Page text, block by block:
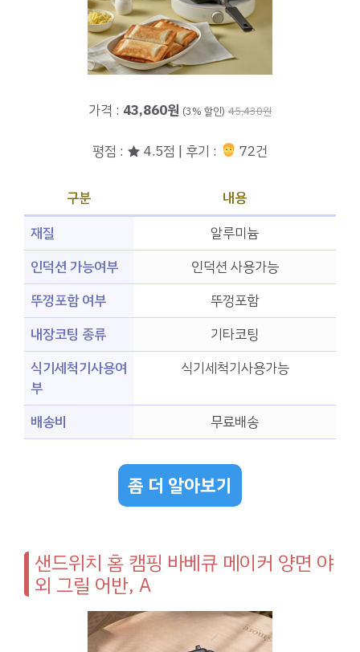
가격 : 43,860원 (3% 할인) 45,430원
평점 : ★ 4.5점 | 후기 : 72건
구분
내용
재질
알루미늄
인덕션 가능여부
인덕션 사용가능
뚜껑포함 여부
뚜껑포함
내장코팅 종류
기타코팅
식기세척기사용여
부
식기세척기사용가능
배송비 무료배송
좀 더 알아보기
샌드위치 홈 캠핑 바베큐 메이커 양면 야
외 그릴 어반, A